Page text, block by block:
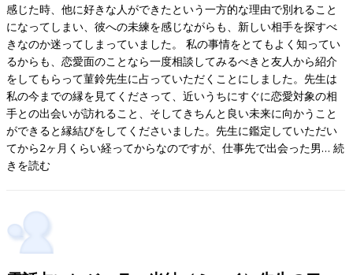
感じた時、他に好きな人ができたという一方的な理由で別れること
になってしまい、彼への未練を感じながらも、新しい相手を探すべ
きなのか迷ってしまっていました。 私の事情をとてもよく知ってい
るからも、恋愛面のことなら一度相談してみるべきと友人から紹介
をしてもらって菫鈴先生に占っていただくことにしました。先生は
私の今までの縁を見てくださって、近いうちにすぐに恋愛対象の相
手との出会いが訪れること、そしてきちんと良い未来に向かうこと
ができると縁結びをしてくださいました。先生に鑑定していただい
てから2ヶ月くらい経ってからなのですが、仕事先で出会った男…続
きを読む